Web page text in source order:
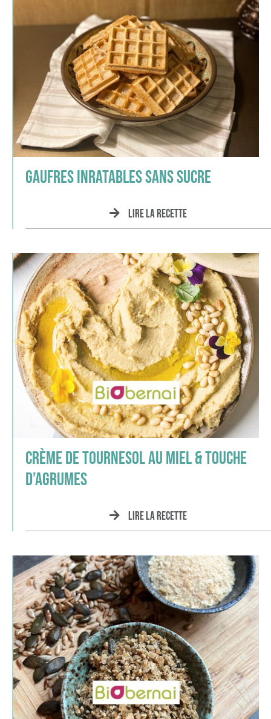
Gaufres inratables sans sucre
Lire la recette
Crème de tournesol au miel & touche
d’agrumes
Lire la recette